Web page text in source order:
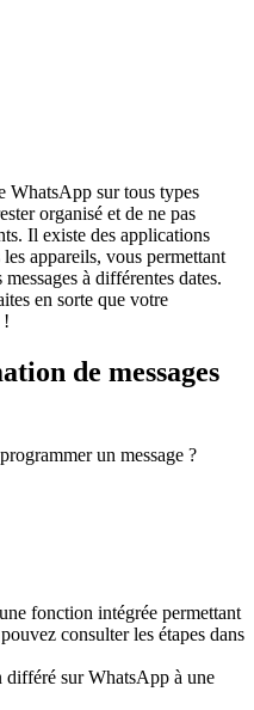
WhatsApp sur tous types
organisé et de ne pas
Il existe des applications
appareils, vous permettant
à différentes dates.
en sorte que votre
!
de messages
un message ?
fonction intégrée permettant
consulter les étapes dans
différé sur WhatsApp à une